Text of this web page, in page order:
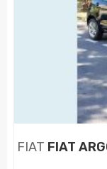
FIAT FIAT